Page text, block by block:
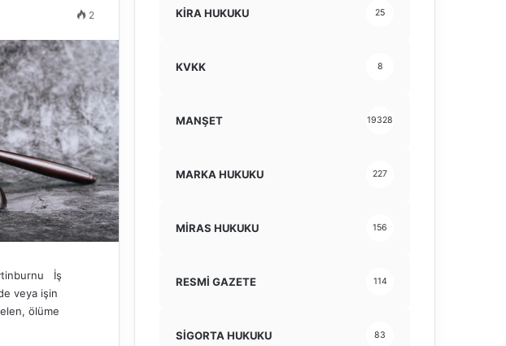
2
İş
veya işin
ölüme
KİRA HUKUKU 25
KVKK 8
MANŞET 19328
MARKA HUKUKU 227
MİRAS HUKUKU 156
RESMİ GAZETE 114
SİGORTA HUKUKU 83